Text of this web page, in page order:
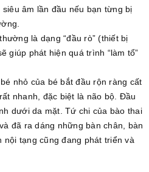
âm lần đầu nếu bạn từng bị
là dạng “đầu rò” (thiết bị
giúp phát hiện quá trình “làm tổ”
nhỏ của bé bắt đầu rộn ràng cất
nhanh, đặc biệt là não bộ. Đầu
dưới da mặt. Tứ chi của bào thai
đã ra dáng những bàn chân, bàn
tạng cũng đang phát triển và